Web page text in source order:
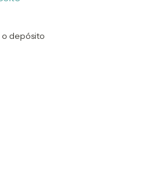
o depósito